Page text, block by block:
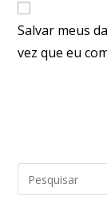
Salvar meus
vez que eu